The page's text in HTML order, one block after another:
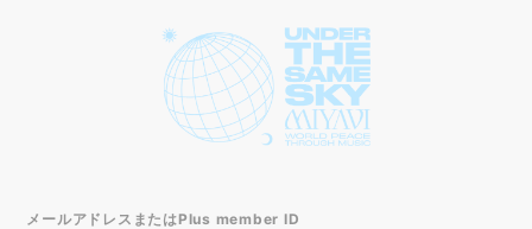
メールアドレスまたはPlus member ID